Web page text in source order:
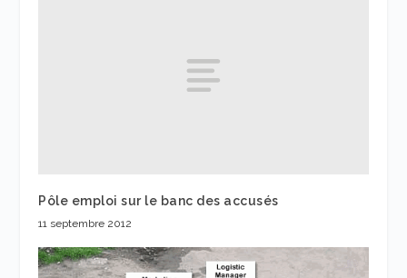
Pôle emploi sur le banc des accusés
11 septembre 2012